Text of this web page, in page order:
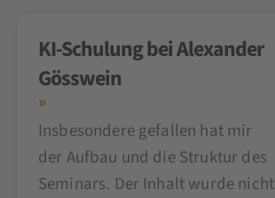
KI-Schulung bei Alexander
Gösswein
Insbesondere gefallen hat mir
der Aufbau und die Struktur des
Seminars. Der Inhalt wurde nicht